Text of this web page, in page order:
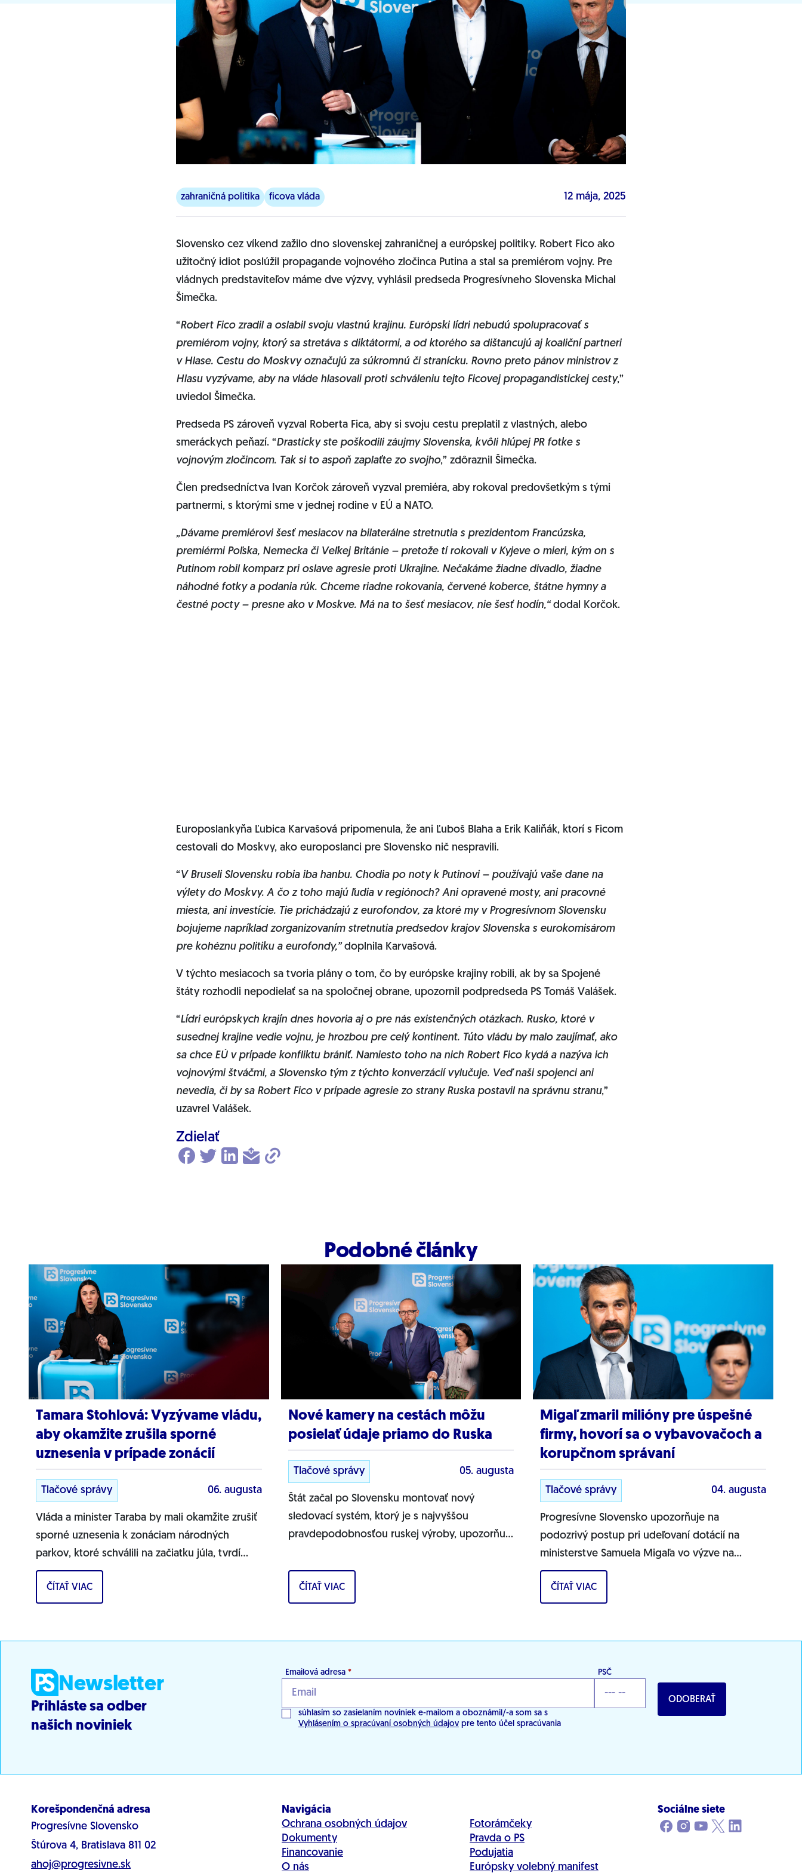
zahraničná politika ficova vláda 12 mája, 2025
Slovensko cez víkend zažilo dno slovenskej zahraničnej a európskej politiky. Robert Fico ako
užitočný idiot poslúžil propagande vojnového zločinca Putina a stal sa premiérom vojny. Pre
vládnych predstaviteľov máme dve výzvy, vyhlásil predseda Progresívneho Slovenska Michal
Šimečka.
“Robert Fico zradil a oslabil svoju vlastnú krajinu. Európski lídri nebudú spolupracovať s
premiérom vojny, ktorý sa stretáva s diktátormi, a od ktorého sa dištancujú aj koaliční partneri
v Hlase. Cestu do Moskvy označujú za súkromnú či stranícku. Rovno preto pánov ministrov z
Hlasu vyzývame, aby na vláde hlasovali proti schváleniu tejto Ficovej propagandistickej cesty,”
uviedol Šimečka.
Predseda PS zároveň vyzval Roberta Fica, aby si svoju cestu preplatil z vlastných, alebo
smeráckych peňazí. “Drasticky ste poškodili záujmy Slovenska, kvôli hlúpej PR fotke s
vojnovým zločincom. Tak si to aspoň zaplaťte zo svojho,” zdôraznil Šimečka.
Člen predsedníctva Ivan Korčok zároveň vyzval premiéra, aby rokoval predovšetkým s tými
partnermi, s ktorými sme v jednej rodine v EÚ a NATO.
„Dávame premiérovi šesť mesiacov na bilaterálne stretnutia s prezidentom Francúzska,
premiérmi Poľska, Nemecka či Veľkej Británie – pretože tí rokovali v Kyjeve o mieri, kým on s
Putinom robil komparz pri oslave agresie proti Ukrajine. Nečakáme žiadne divadlo, žiadne
náhodné fotky a podania rúk. Chceme riadne rokovania, červené koberce, štátne hymny a
čestné pocty – presne ako v Moskve. Má na to šesť mesiacov, nie šesť hodín,“ dodal Korčok.
Europoslankyňa Ľubica Karvašová pripomenula, že ani Ľuboš Blaha a Erik Kaliňák, ktorí s Ficom
cestovali do Moskvy, ako europoslanci pre Slovensko nič nespravili.
“V Bruseli Slovensku robia iba hanbu. Chodia po noty k Putinovi – používajú vaše dane na
výlety do Moskvy. A čo z toho majú ľudia v regiónoch? Ani opravené mosty, ani pracovné
miesta, ani investície. Tie prichádzajú z eurofondov, za ktoré my v Progresívnom Slovensku
bojujeme napríklad zorganizovaním stretnutia predsedov krajov Slovenska s eurokomisárom
pre kohéznu politiku a eurofondy,”doplnila Karvašová.
V týchto mesiacoch sa tvoria plány o tom, čo by európske krajiny robili, ak by sa Spojené
štáty rozhodli nepodielať sa na spoločnej obrane, upozornil podpredseda PS Tomáš Valášek.
“Lídri európskych krajín dnes hovoria aj o pre nás existenčných otázkach. Rusko, ktoré v
susednej krajine vedie vojnu, je hrozbou pre celý kontinent. Túto vládu by malo zaujímať, ako
sa chce EÚ v prípade konfliktu brániť. Namiesto toho na nich Robert Fico kydá a nazýva ich
vojnovými štváčmi, a Slovensko tým z týchto konverzácií vylučuje. Veď naši spojenci ani
nevedia, či by sa Robert Fico v prípade agresie zo strany Ruska postavil na správnu stranu,”
uzavrel Valášek.
Zdielať
Podobné články
Tamara Stohlová: Vyzývame vládu,
aby okamžite zrušila sporné
uznesenia v prípade zonácií
Tlačové správy 06. augusta
Vláda a minister Taraba by mali okamžite zrušiť
sporné uznesenia k zonáciam národných
parkov, ktoré schválili na začiatku júla, tvrdí
líderka zmeny PS pre životné prostredie
Tamara...
ČÍTAŤ VIAC
Nové kamery na cestách môžu
posielať údaje priamo do Ruska
Tlačové správy 05. augusta
Štát začal po Slovensku montovať nový
sledovací systém, ktorý je s najvyššou
pravdepodobnosťou ruskej výroby, upozorňuje
objavujú nové...
ČÍTAŤ VIAC
Migaľ zmaril milióny pre úspešné
firmy, hovorí sa o vybavovačoch a
korupčnom správaní
Tlačové správy 04. augusta
Progresívne Slovensko upozorňuje na
podozrivý postup pri udeľovaní dotácií na
ministerstve Samuela Migaľa vo výzve na
podporu výskumu a vývoja v oblasti digitálnej
transformácie...
ČÍTAŤ VIAC
Newsletter
Prihláste sa odber
našich noviniek
Emailová adresa * PSČ
súhlasím so zasielaním noviniek e-mailom a oboznámil/-a som sa s
Vyhlásením o spracúvaní osobných údajov pre tento účel spracúvania
ODOBERAŤ
Navigácia
Ochrana osobných údajov
Dokumenty
Financovanie
O nás
Fotorámčeky
Pravda o PS
Podujatia
Európsky volebný manifest
Sociálne siete
Korešpondenčná adresa
Progresívne Slovensko
Štúrova 4, Bratislava 811 02
ahoj@progresivne.sk